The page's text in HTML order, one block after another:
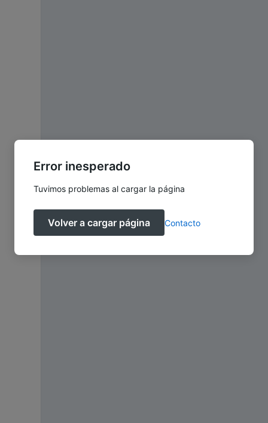
Error inesperado
Tuvimos problemas al cargar la página
Volver a cargar página Contacto